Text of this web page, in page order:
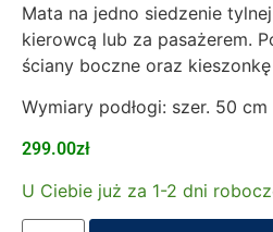
Mata na jedno siedzenie
kierowcą lub za pasażerem.
ściany boczne oraz
Wymiary podłogi: szer. 50 cm
299.00zł
U Ciebie już za 1-2 dni